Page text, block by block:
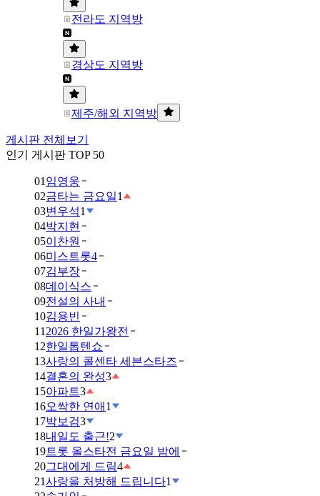
전라도 지역방
경상도 지역방
제주/해외 지역방
게시판 전체보기
인기 게시판 TOP 50
01 임영웅
02금타는 금요일1
03변우석1
04박지현
05이찬원
06미스트롯4
07김부장
08데이식스
09전설의 사내
10김용빈
11 2026 한일가왕전
12한일톱텐쇼
13사랑의 콜센타 세븐스타즈
14결혼의 완성3
15아파트3
16오싹한 연애 1
17박보검3
18내일도 출근!2
19트롯 올스타전 금요일 밤에
20그대에게 드림4
21사랑을 처방해 드립니다1